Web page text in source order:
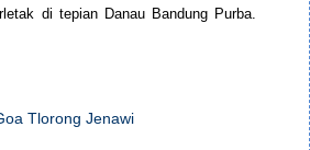
di tepian Danau Bandung Purba.
Tlorong Jenawi